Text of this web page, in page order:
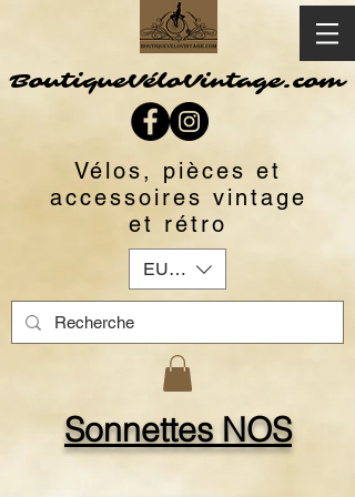
BoutiqueVéloVintage.com
Vélos, pièces et
accessoires vintage
et rétro
EUR (€)
Sonnettes NOS